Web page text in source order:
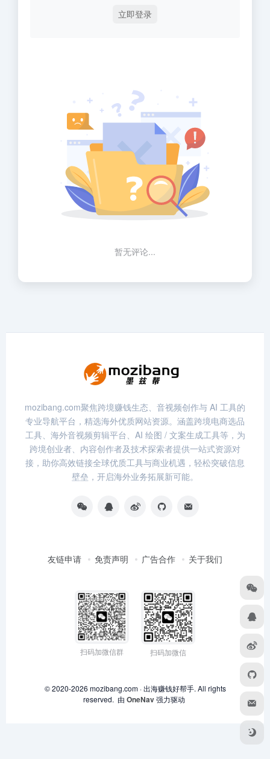
立即登录
暂无评论...
mozibang.com聚焦跨境赚钱生态、音视频创作与 AI 工具的
专业导航平台，精选海外优质网站资源。涵盖跨境电商选品
工具、海外音视频剪辑平台、AI 绘图 / 文案生成工具等，为
跨境创业者、内容创作者及技术探索者提供一站式资源对
接，助你高效链接全球优质工具与商业机遇，轻松突破信息
壁垒，开启海外业务拓展新可能。
友链申请 免责声明 广告合作 关于我们
扫码加微信群 扫码加微信
© 2020-2026 mozibang.com · 出海赚钱好帮手. All rights
reserved. 由 OneNav强力驱动